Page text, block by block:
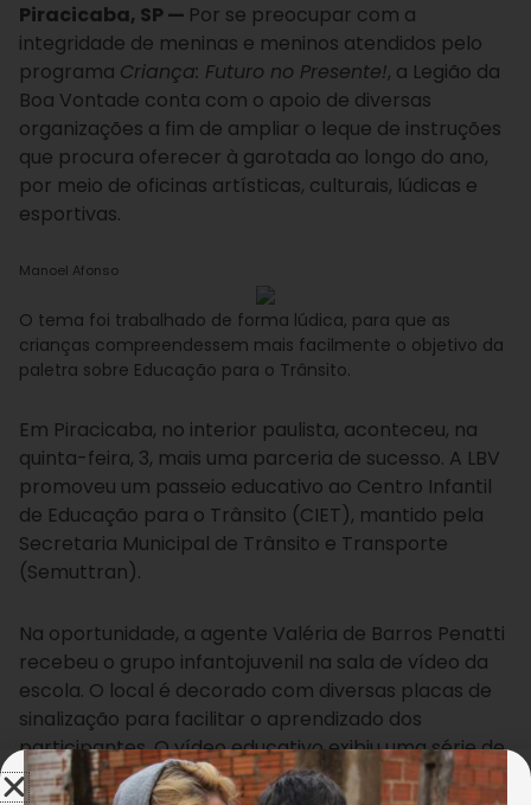
Piracicaba, SP — Por se preocupar com a
integridade de meninas e meninos atendidos pelo
programa Criança: Futuro no Presente!, a Legião da
Boa Vontade conta com o apoio de diversas
organizações a fim de ampliar o leque de instruções
que procura oferecer à garotada ao longo do ano,
por meio de oficinas artísticas, culturais, lúdicas e
esportivas.
Manoel Afonso
O tema foi trabalhado de forma lúdica, para que as
crianças compreendessem mais facilmente o objetivo da
paletra sobre Educação para o Trânsito.
Em Piracicaba, no interior paulista, aconteceu, na
quinta-feira, 3, mais uma parceria de sucesso. A LBV
promoveu um passeio educativo ao Centro Infantil
de Educação para o Trânsito (CIET), mantido pela
Secretaria Municipal de Trânsito e Transporte
(Semuttran).
Na oportunidade, a agente Valéria de Barros Penatti
recebeu o grupo infantojuvenil na sala de vídeo da
escola. O local é decorado com diversas placas de
sinalização para facilitar o aprendizado dos
participantes. O vídeo educativo exibiu uma série de
dicas que facilitam a convivência de todos no